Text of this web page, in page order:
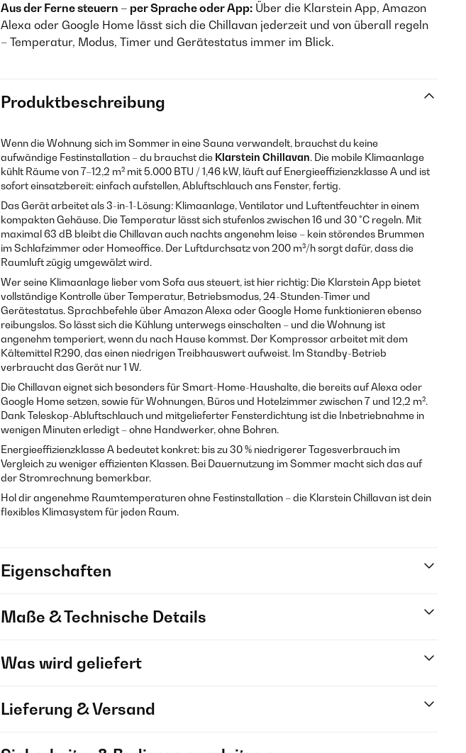
Aus der Ferne steuern – per Sprache oder App: Über die Klarstein App, Amazon
Alexa oder Google Home lässt sich die Chillavan jederzeit und von überall regeln
– Temperatur, Modus, Timer und Gerätestatus immer im Blick.
Produktbeschreibung
Wenn die Wohnung sich im Sommer in eine Sauna verwandelt, brauchst du keine
aufwändige Festinstallation – du brauchst die Klarstein Chillavan. Die mobile Klimaanlage
kühlt Räume von 7–12,2 m² mit 5.000 BTU / 1,46 kW, läuft auf Energieeffizienzklasse A und ist
sofort einsatzbereit: einfach aufstellen, Abluftschlauch ans Fenster, fertig.
Das Gerät arbeitet als 3-in-1-Lösung: Klimaanlage, Ventilator und Luftentfeuchter in einem
kompakten Gehäuse. Die Temperatur lässt sich stufenlos zwischen 16 und 30 °C regeln. Mit
maximal 63 dB bleibt die Chillavan auch nachts angenehm leise – kein störendes Brummen
im Schlafzimmer oder Homeoffice. Der Luftdurchsatz von 200 m³/h sorgt dafür, dass die
Raumluft zügig umgewälzt wird.
Wer seine Klimaanlage lieber vom Sofa aus steuert, ist hier richtig: Die Klarstein App bietet
vollständige Kontrolle über Temperatur, Betriebsmodus, 24-Stunden-Timer und
Gerätestatus. Sprachbefehle über Amazon Alexa oder Google Home funktionieren ebenso
reibungslos. So lässt sich die Kühlung unterwegs einschalten – und die Wohnung ist
angenehm temperiert, wenn du nach Hause kommst. Der Kompressor arbeitet mit dem
Kältemittel R290, das einen niedrigen Treibhauswert aufweist. Im Standby-Betrieb
verbraucht das Gerät nur 1 W.
Die Chillavan eignet sich besonders für Smart-Home-Haushalte, die bereits auf Alexa oder
Google Home setzen, sowie für Wohnungen, Büros und Hotelzimmer zwischen 7 und 12,2 m².
Dank Teleskop-Abluftschlauch und mitgelieferter Fensterdichtung ist die Inbetriebnahme in
wenigen Minuten erledigt – ohne Handwerker, ohne Bohren.
Energieeffizienzklasse A bedeutet konkret: bis zu 30 % niedrigerer Tagesverbrauch im
Vergleich zu weniger effizienten Klassen. Bei Dauernutzung im Sommer macht sich das auf
der Stromrechnung bemerkbar.
Hol dir angenehme Raumtemperaturen ohne Festinstallation – die Klarstein Chillavan ist dein
flexibles Klimasystem für jeden Raum.
Eigenschaften
Maße & Technische Details
Was wird geliefert
Lieferung & Versand